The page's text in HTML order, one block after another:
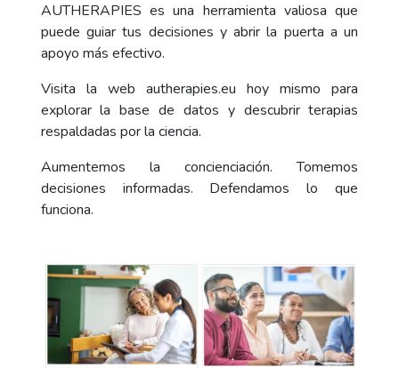
AUTHERAPIES es una herramienta valiosa que
puede guiar tus decisiones y abrir la puerta a un
apoyo más efectivo.
Visita la web autherapies.eu hoy mismo para
explorar la base de datos y descubrir terapias
respaldadas por la ciencia.
Aumentemos la concienciación. Tomemos
decisiones informadas. Defendamos lo que
funciona.